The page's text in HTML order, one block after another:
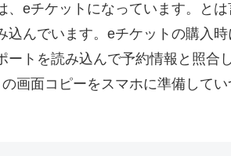
、eチケットになっています。と
込んでいます。eチケットの購入
ートを読み込んで予約情報と照合
画面コピーをスマホに準備して